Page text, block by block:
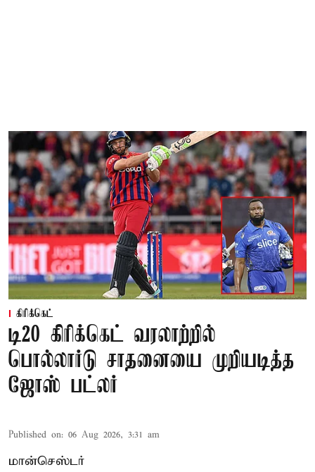
கிரிக்கெட்
டி20 கிரிக்கெட் வரலாற்றில்
பொல்லார்டு சாதனையை முறியடித்த
ஜோஸ் பட்லர்
Published on: 06 Aug 2026, 3:31 am
மான்செஸ்டர்